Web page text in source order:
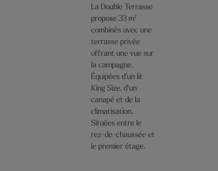
La Double Terrasse
propose 33 m²
combinés avec une
terrasse privée
offrant une vue sur
la campagne.
Équipées d'un lit
King Size, d'un
canapé et de la
climatisation.
Situées entre le
rez-de-chaussée et
le premier étage.